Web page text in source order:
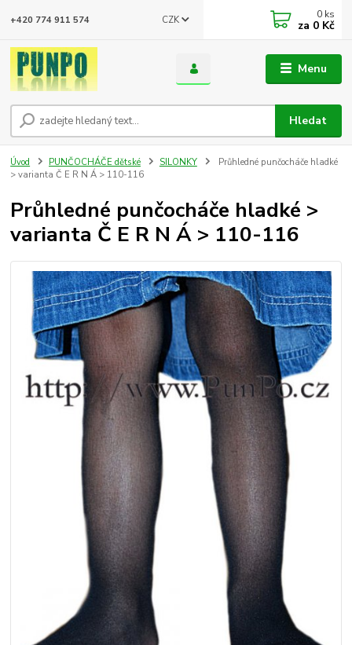
Menu
CZK
Hledat
+420 774 911 574 0 ks
za 0 Kč
Úvod PUNČOCHÁČE dětské SILONKY
Průhledné punčocháče hladké
> varianta Č E R N Á > 110-116
Průhledné punčocháče hladké >
varianta Č E R N Á > 110-116